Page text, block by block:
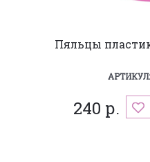
Пяльцы
АРТИКУЛ:
240 р.